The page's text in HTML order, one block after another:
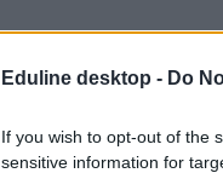
Eduline desktop - Do
If you wish to opt-out of the
sensitive information for